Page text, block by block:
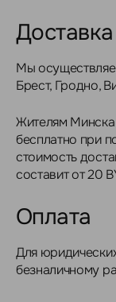
Доставка
Мы
Брест, Гродно,
Жителям
бесплатно при
стоимость
составит от 20
Оплата
Для
безналичному